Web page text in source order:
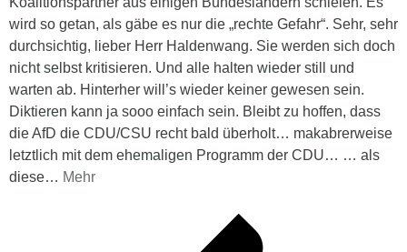
wird so getan, als gäbe es nur die „rechte Gefahr“. Sehr, sehr
durchsichtig, lieber Herr Haldenwang. Sie werden sich doch
nicht selbst kritisieren. Und alle halten wieder still und
warten ab. Hinterher will’s wieder keiner gewesen sein.
Diktieren kann ja sooo einfach sein. Bleibt zu hoffen, dass
die AfD die CDU/CSU recht bald überholt… makabrerweise
letztlich mit dem ehemaligen Programm der CDU… … als
diese… Mehr